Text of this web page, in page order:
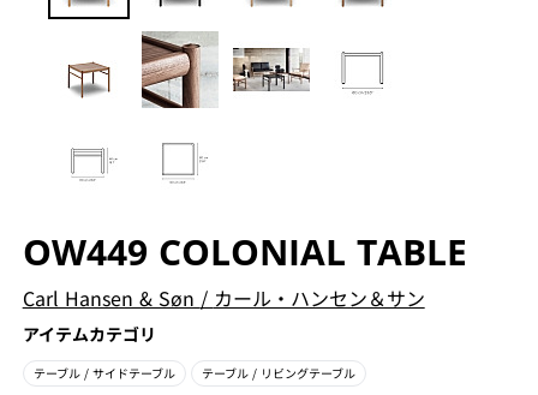
OW449 COLONIAL TABLE
Carl Hansen & Søn / カール・ハンセン＆サン
アイテムカテゴリ
テーブル / サイドテーブル テーブル / リビングテーブル